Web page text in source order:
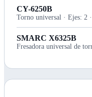
CY-6250B
Torno universal · Ejes: 2
SMARC X6325B
Fresadora universal de